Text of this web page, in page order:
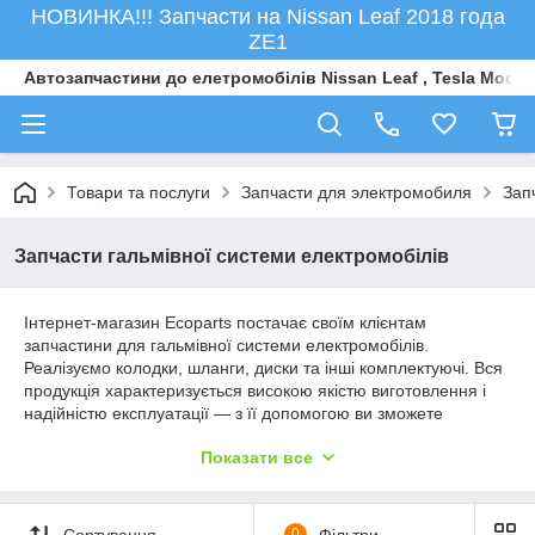
НОВИНКА!!! Запчасти на Nissan Leaf 2018 года
ZE1
Автозапчастини до елетромобiлiв Nissan Leaf , Tesla Model
Товари та послуги Запчасти для электромобиля
Запчасти гальмівної системи електромобілів
Інтернет-магазин Ecoparts постачає своїм клієнтам
запчастини для гальмівної системи електромобілів.
Реалізуємо колодки, шланги, диски та інші комплектуючі. Вся
продукція характеризується високою якістю виготовлення і
надійністю експлуатації — з її допомогою ви зможете
найважливіших вузлів транспортного засобу і бути
Показати все